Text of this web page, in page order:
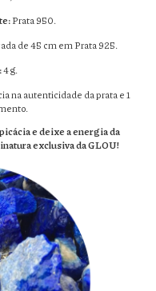
Prata 950.
de 45 cm em Prata 925.
4 g.
na autenticidade da prata e 1
e deixe a energia da
exclusiva da GLOU!